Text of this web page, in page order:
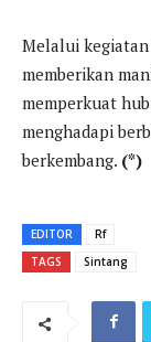
Melalui
memberikan
memperkuat
menghadapi
berkembang. (*)
EDITOR
Rf
TAGS
Sintang